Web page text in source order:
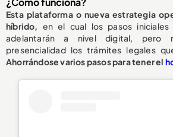
Esta plataforma o nueva estrategia
híbrido, en el cual los pasos iniciales
adelantarán a nivel digital, pero
presencialidad los trámites legales
Ahorrándose varios pasos para tener el